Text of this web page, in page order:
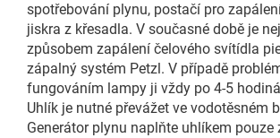
spotřebování plynu, postačí pro
jiskra z křesadla. V současné době je
způsobem zapálení čelového svítídla
zápalný systém Petzl. V případě
fungováním lampy ji vždy po 4-5
Uhlík je nutné převážet ve vodotěsném
Generátor plynu naplňte uhlíkem pouze